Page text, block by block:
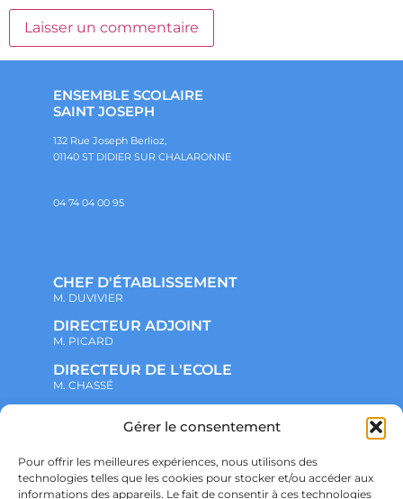
Gérer le consentement
Pour offrir les meilleures expériences, nous utilisons des
technologies telles que les cookies pour stocker et/ou accéder aux
informations des appareils. Le fait de consentir à ces technologies
ENSEMBLE SCOLAIRE
SAINT JOSEPH
132 Rue Joseph Berlioz,
01140 ST DIDIER SUR CHALARONNE
04 74 04 00 95
CHEF D'ÉTABLISSEMENT
M. DUVIVIER
DIRECTEUR ADJOINT
M. PICARD
DIRECTEUR DE L'ECOLE
M. CHASSÉ
NOTRE ENSEMBLE SCOLAIRE
ADMINISTRATIF
VIE ASSOCIATIVE
PARTENARIATS